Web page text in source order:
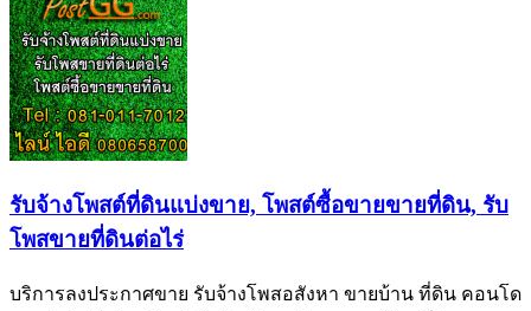
รับจ้างโพสต์ที่ดินแบ่งขาย, โพสต์ซื้อขายขายที่ดิน, รับ
โพสขายที่ดินต่อไร่
บริการลงประกาศขาย รับจ้างโพสอสังหา ขายบ้าน ที่ดิน คอนโด